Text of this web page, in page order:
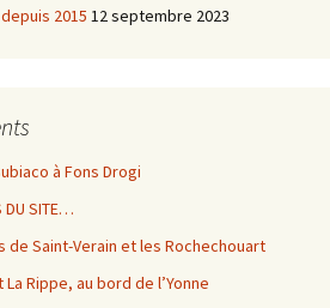
2015 12 septembre 2023
à Fons Drogi
DU SITE…
de Saint-Verain et les Rochechouart
La Rippe, au bord de l’Yonne